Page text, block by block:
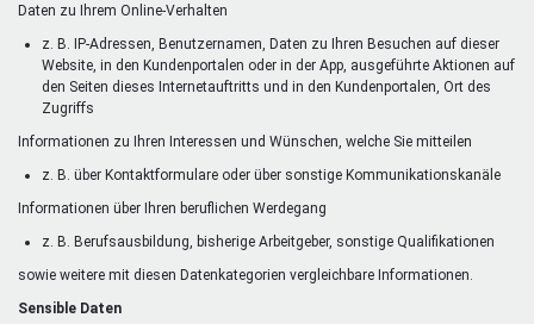
Daten zu Ihrem Online-Verhalten
z. B. IP-Adressen, Benutzernamen, Daten zu Ihren Besuchen auf dieser
Website, in den Kundenportalen oder in der App, ausgeführte Aktionen auf
den Seiten dieses Internetauftritts und in den Kundenportalen, Ort des
Zugriffs
Informationen zu Ihren Interessen und Wünschen, welche Sie mitteilen
z. B. über Kontaktformulare oder über sonstige Kommunikationskanäle
Informationen über Ihren beruflichen Werdegang
z. B. Berufsausbildung, bisherige Arbeitgeber, sonstige Qualifikationen
sowie weitere mit diesen Datenkategorien vergleichbare Informationen.
Sensible Daten